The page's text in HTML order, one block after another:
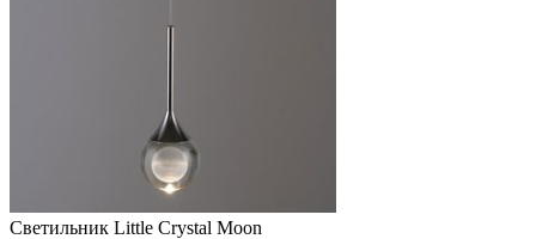
Светильник Little Crystal Moon